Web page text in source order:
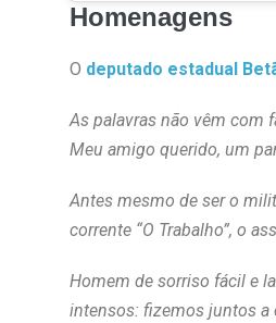
Homenagens
O deputado estadual
As palavras não vêm com
Meu amigo querido, um
Antes mesmo de ser o
corrente “O Trabalho”, o
Homem de sorriso fácil e
intensos: fizemos juntos a